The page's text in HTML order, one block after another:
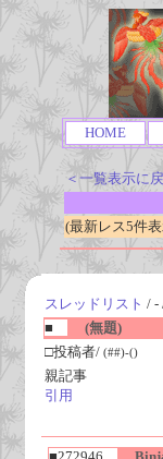
HOME
＜一覧表示に
(最新レス5件
スレッドリスト / -
■
(無題)
□投稿者/ (##)-()
親記事
引用